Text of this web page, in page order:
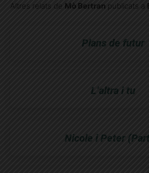
Altres relats de Mò Bertran publicats a
Plans de futur
L’altra i tu
Nicole i Peter